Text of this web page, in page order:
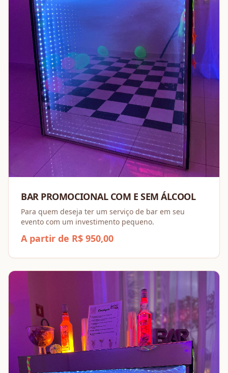
BAR PROMOCIONAL COM E SEM ÁLCOOL
Para quem deseja ter um serviço de bar em seu
evento com um investimento pequeno.
A partir de R$ 950,00